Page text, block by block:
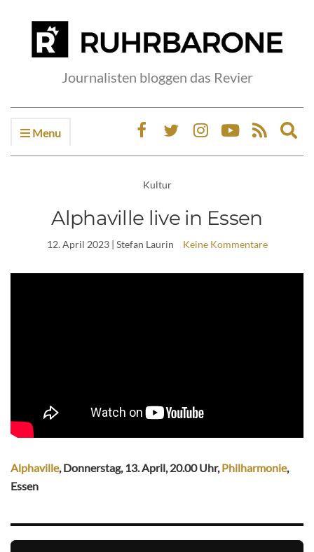
Journalisten bloggen das Revier
Menu
Kultur
Alphaville live in Essen
12. April 2023| Stefan Laurin Keine Kommentare
Alphaville, Donnerstag, 13. April, 20.00 Uhr,Philharmonie,
Essen